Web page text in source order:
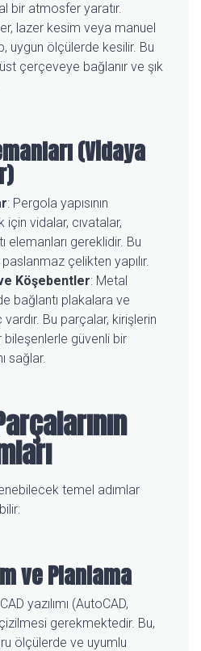
bir atmosfer yaratır.
lazer kesim veya manuel
uygun ölçülerde kesilir. Bu
çerçeveye bağlanır ve şık
(Vidaya
: Pergola yapısının
vidalar, cıvatalar,
elemanları gereklidir. Bu
çelikten yapılır.
Köşebentler: Metal
bağlantı plakalara ve
Bu parçalar, kirişlerin
güvenli bir
sağlar.
temel adımlar
ve Planlama
yazılımı (AutoCAD,
gerekmektedir. Bu,
ölçülerde ve uyumlu